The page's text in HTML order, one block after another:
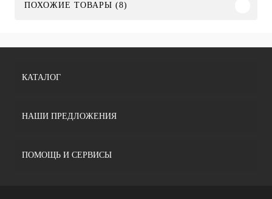
ПОХОЖИЕ ТОВАРЫ (8)
КАТАЛОГ
НАШИ ПРЕДЛОЖЕНИЯ
ПОМОЩЬ И СЕРВИСЫ